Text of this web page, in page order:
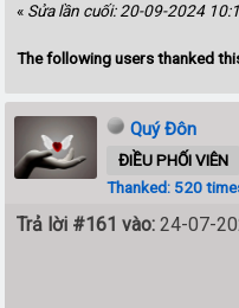
« Sửa lần cuối: 20-09-2024
The following users thanked
Quý Đôn
ĐIỀU PHỐI VIÊN
Thanked: 520
Trả lời #161 vào: 24-07-